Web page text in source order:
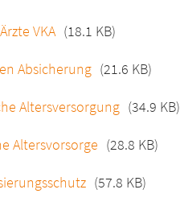
VKA (18.1 KB)
Absicherung (21.6 KB)
Altersversorgung (34.9 KB)
Altersvorsorge (28.8 KB)
(57.8 KB)